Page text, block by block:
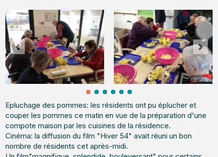
Epluchage des pommes: les résidents ont pu éplucher et
couper les pommes ce matin en vue de la préparation d'une
compote maison par les cuisines de la résidence.
Cinéma: la diffusion du film "Hiver 54" avait réuni un bon
nombre de résidents cet après-midi.